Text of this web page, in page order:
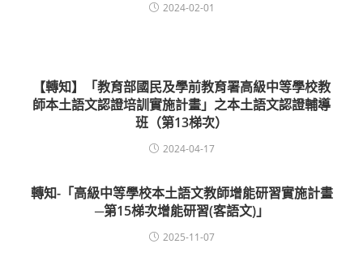
2024-02-01
【轉知】「教育部國民及學前教育署高級中等學校教
師本土語文認證培訓實施計畫」之本土語文認證輔導
班（第13梯次）
2024-04-17
轉知-「高級中等學校本土語文教師增能研習實施計畫
─第15梯次增能研習(客語文)」
2025-11-07